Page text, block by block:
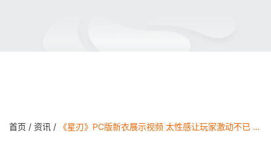
首页 / 资讯 / 《星刃》PC版新衣展示视频 太性感让玩家激动不已 - 爱游戏app官方网站